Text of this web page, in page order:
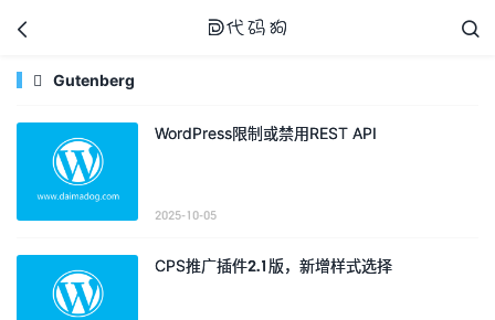

 
 Gutenberg
WordPress限制或禁用REST API
2025-10-05
CPS推广插件2.1版，新增样式选择